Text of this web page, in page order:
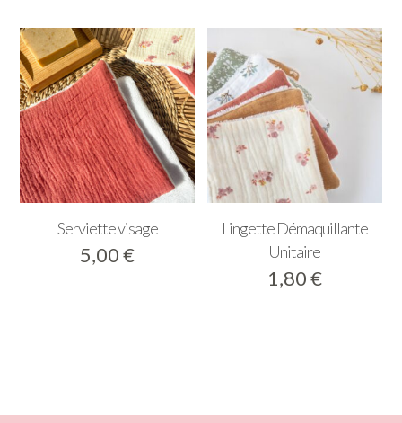
Serviette visage
5,00€
Lingette Démaquillante
Unitaire
1,80€